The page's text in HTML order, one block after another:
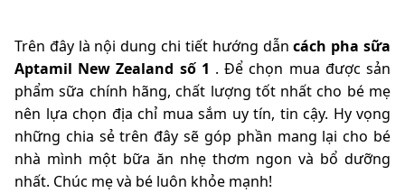
Trên đây là nội dung chi tiết hướng dẫncách pha sữa
Aptamil New Zealand số 1 . Để chọn mua được sản
phẩm sữa chính hãng, chất lượng tốt nhất cho bé mẹ
nên lựa chọn địa chỉ mua sắm uy tín, tin cậy. Hy vọng
những chia sẻ trên đây sẽ góp phần mang lại cho bé
nhà mình một bữa ăn nhẹ thơm ngon và bổ dưỡng
nhất. Chúc mẹ và bé luôn khỏe mạnh!